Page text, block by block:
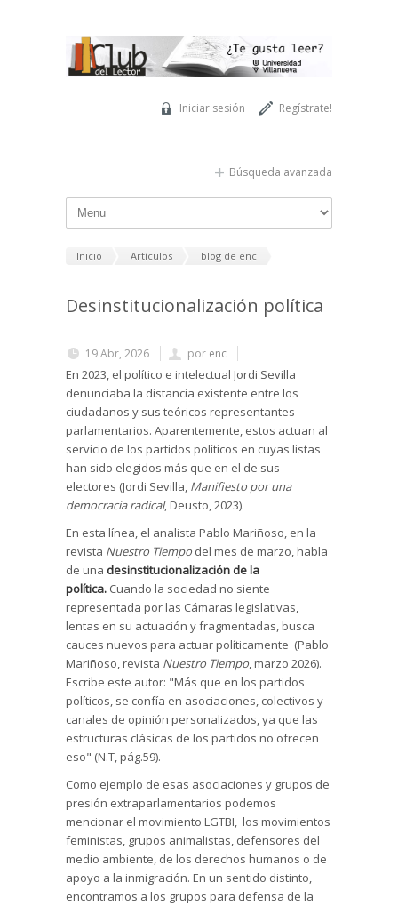
Regístrate!
Iniciar sesión
Búsqueda avanzada
Inicio Artículos blog de enc
Desinstitucionalización política
19 Abr, 2026 por enc
En 2023, el político e intelectual Jordi Sevilla
denunciaba la distancia existente entre los
ciudadanos y sus teóricos representantes
parlamentarios. Aparentemente, estos actuan al
servicio de los partidos políticos en cuyas listas
han sido elegidos más que en el de sus
electores (Jordi Sevilla, Manifiesto por una
democracia radical, Deusto, 2023).
En esta línea, el analista Pablo Mariñoso, en la
revista Nuestro Tiempo del mes de marzo, habla
de una desinstitucionalización de la
política. Cuando la sociedad no siente
representada por las Cámaras legislativas,
lentas en su actuación y fragmentadas, busca
cauces nuevos para actuar políticamente (Pablo
Mariñoso, revista Nuestro Tiempo, marzo 2026).
Escribe este autor: "Más que en los partidos
políticos, se confía en asociaciones, colectivos y
canales de opinión personalizados, ya que las
estructuras clásicas de los partidos no ofrecen
eso" (N.T, pág.59).
Como ejemplo de esas asociaciones y grupos de
presión extraparlamentarios podemos
mencionar el movimiento LGTBI, los movimientos
feministas, grupos animalistas, defensores del
medio ambiente, de los derechos humanos o de
apoyo a la inmigración. En un sentido distinto,
encontramos a los grupos para defensa de la